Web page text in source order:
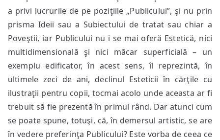
a privi lucrurile de pe poziţiile „Publicului”, şi nu prin
prisma Ideii sau a Subiectului de tratat sau chiar a
Poveştii, iar Publicului nu i se mai oferă Estetică, nici
multidimensională şi nici măcar superficială – un
exemplu edificator, în acest sens, îl reprezintă, în
ultimele zeci de ani, declinul Esteticii în cărţile cu
ilustraţii pentru copii, tocmai acolo unde aceasta ar fi
trebuit să fie prezentă în primul rând. Dar atunci cum
se poate spune, totuşi, că, în demersul artistic, se are
în vedere preferinţa Publicului? Este vorba de ceea ce